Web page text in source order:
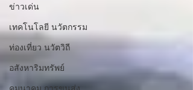
ข่าวเด่น
เทคโนโลยี นวัตกรรม
ท่องเที่ยว นวัตวิถี
อสังหาริมทรัพย์